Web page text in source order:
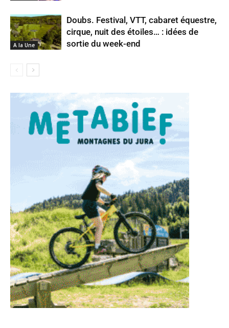
A la Une
Doubs. Festival, VTT, cabaret équestre,
cirque, nuit des étoiles… : idées de
sortie du week-end